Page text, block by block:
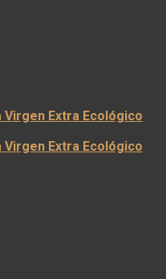
Extra Ecológico
Extra Ecológico